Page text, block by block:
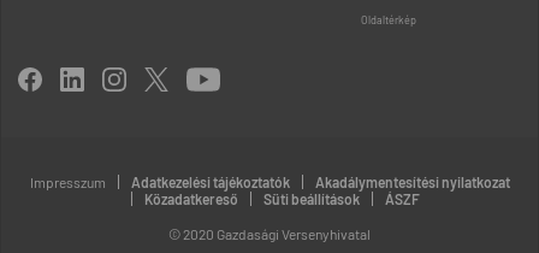
Oldaltérkép
Impresszum Adatkezelési tájékoztatók
Akadálymentesítési nyilatkozat
Közadatkereső
Süti beállítások ÁSZF
© 2020 Gazdasági Versenyhivatal